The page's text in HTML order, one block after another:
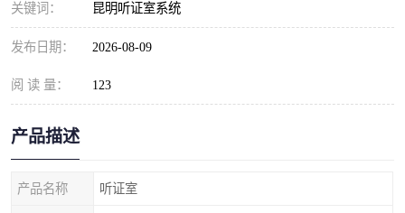
关键词： 昆明听证室系统
发布日期： 2026-08-09
阅 读 量： 123
产品描述
产品名称 听证室